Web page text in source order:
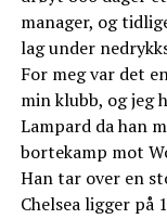
manager, og
lag under
For meg var det
min klubb, og jeg
Lampard da han
bortekamp mot
Han tar over en
Chelsea ligger på